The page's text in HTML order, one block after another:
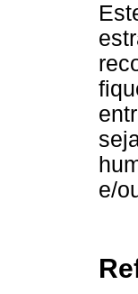
e/